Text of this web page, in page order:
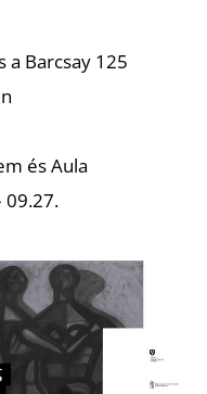
a Barcsay 125
és Aula
09.27.